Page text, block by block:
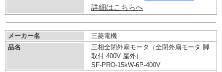
詳細はこちらへ
メーカー名
三菱電機
品名
三相全閉外扇モータ（全閉外扇モータ 脚
取付 400V 屋外）
SF-PRO-15kW-6P-400V